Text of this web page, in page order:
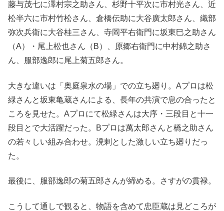
藤与茂七に澤村宗之助さん、杉野十平次に市村光さん、近
松半六に市村竹松さん、倉橋伝助に大谷廣太郎さん、織部
弥次兵衛に大谷桂三さん、寺岡平右衛門に坂東巳之助さん
（A）・尾上松也さん（B）、原郷右衛門に中村錦之助さ
ん、服部逸郎に尾上菊五郎さん。
大きな違いは「奥庭泉水の場」での立ち廻り。Aプロは松
緑さんと坂東亀蔵さんによる、長年の共演で息の合ったと
ころを見せた。Aプロにて松緑さんは大序・三段目と十一
段目とで大活躍だった。Bプロは萬太郎さんと橋之助さん
の若々しい組み合わせ。溌剌とした激しい立ち廻りだっ
た。
最後に、服部逸郎の菊五郎さんが締める。さすがの貫禄。
こうして通しで観ると、物語を含めて忠臣蔵は見どころが